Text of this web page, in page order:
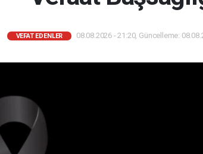
VEFAT EDENLER 08.08.2026 - 21:20, Güncelleme: